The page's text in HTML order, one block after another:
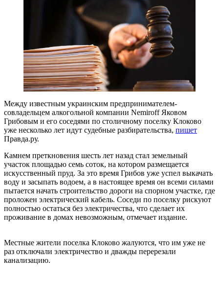
Между известным украинским предпринимателем-
совладельцем алкогольной компании Nemiroff Яковом
Грибовым и его соседями по столичному поселку Клоково
уже несколько лет идут судебные разбирательства, пишет
Правда.ру.
Камнем преткновения шесть лет назад стал земельный
участок площадью семь соток, на котором размещается
искусственный пруд. За это время Грибов уже успел выкачать
воду и засыпать водоем, а в настоящее время он всеми силами
пытается начать строительство дороги на спорном участке, где
проложен электрический кабель. Соседи по поселку рискуют
полностью остаться без электричества, что сделает их
проживание в домах невозможным, отмечает издание.
Местные жители поселка Клоково жалуются, что им уже не
раз отключали электричество и дважды перерезали
канализацию.